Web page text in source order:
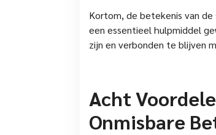
Kortom, de betekenis van
een essentieel hulpmiddel
zijn en verbonden te blijven
Acht
Onmisbare